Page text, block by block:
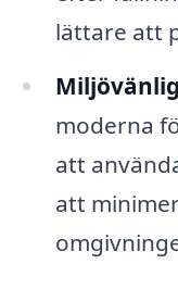
lättare att
moderna
att
att